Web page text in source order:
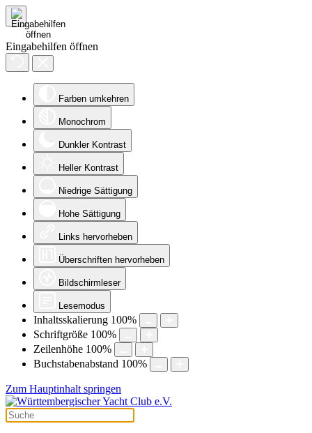
Eingabehilfen öffnen
Farben umkehren
Monochrom
Dunkler Kontrast
Heller Kontrast
Niedrige Sättigung
Hohe Sättigung
Links hervorheben
Überschriften hervorheben
Bildschirmleser
Lesemodus
Inhaltsskalierung 100%
Schriftgröße 100%
Zeilenhöhe 100%
Buchstabenabstand 100%
Zum Hauptinhalt springen